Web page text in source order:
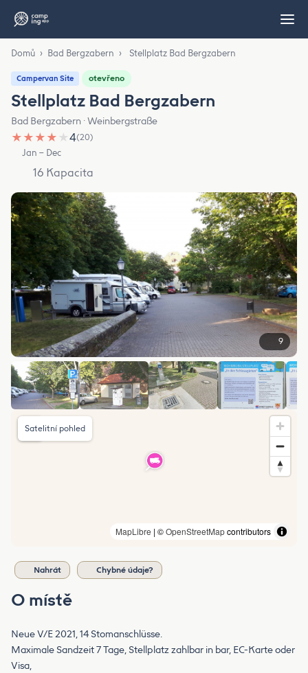
Domů › Bad Bergzabern › Stellplatz Bad Bergzabern
Campervan Site otevřeno
Stellplatz Bad Bergzabern
Bad Bergzabern · Weinbergstraße
★ ★ ★ ★ ★4(20)
Jan – Dec
16 Kapacita
9
MapLibre | ©OpenStreetMapcontributors
Satelitní pohled
Nahrát Chybné údaje?
O místě
Neue V/E 2021, 14 Stomanschlüsse.
Maximale Sandzeit 7 Tage, Stellplatz zahlbar in bar, EC-Karte oder
Visa,